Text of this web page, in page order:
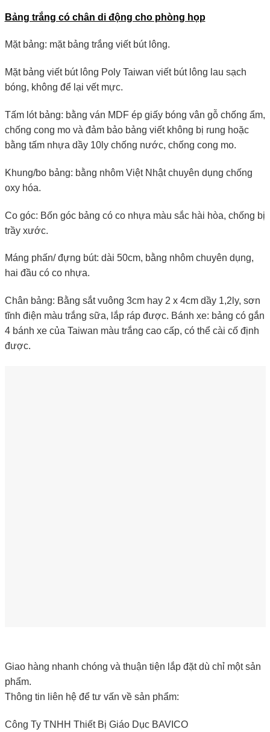
Bảng trắng có chân di động cho phòng họp
Mặt bảng: mặt bảng trắng viết bút lông.
Mặt bảng viết bút lông Poly Taiwan viết bút lông lau sạch
bóng, không để lại vết mực.
Tấm lót bảng: bằng ván MDF ép giấy bóng vân gỗ chống ẩm,
chống cong mo và đảm bảo bảng viết không bị rung hoặc
bằng tấm nhựa dầy 10ly chống nước, chống cong mo.
Khung/bo bảng: bằng nhôm Việt Nhật chuyên dụng chống
oxy hóa.
Co góc: Bốn góc bảng có co nhựa màu sắc hài hòa, chống bị
trầy xước.
Máng phấn/ đựng bút: dài 50cm, bằng nhôm chuyên dụng,
hai đầu có co nhựa.
Chân bảng: Bằng sắt vuông 3cm hay 2 x 4cm dầy 1,2ly, sơn
tĩnh điện màu trắng sữa, lắp ráp được. Bánh xe: bảng có gắn
4 bánh xe của Taiwan màu trắng cao cấp, có thể cài cố định
được.
Giao hàng nhanh chóng và thuận tiện lắp đặt dù chỉ một sản
phẩm.
Thông tin liên hệ để tư vấn về sản phẩm:
Công Ty TNHH Thiết Bị Giáo Dục BAVICO